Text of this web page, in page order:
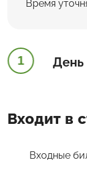
Время
1 День
Входит в
Входные